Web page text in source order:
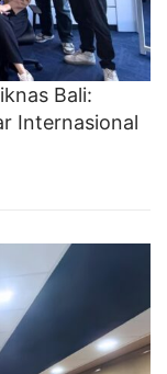
Bali:
Internasional